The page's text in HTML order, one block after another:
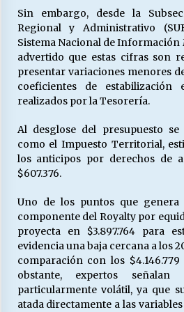
Releyendo la Rerum
cuestión social hoy”.
16/05/2026
S.O.S. a los ricos,
30/04/2026
¿Asesores con doble
Chile y sus
06/04/2026
Sin embargo, desde la
Regional y Administrativo
Sistema Nacional de
advertido que estas cifras son
presentar variaciones menores
coeficientes de
realizados por la Tesorería.
Al desglose del presupuesto
como el Impuesto Territorial,
los anticipos por derechos de
$607.376.
Uno de los puntos que
componente del Royalty por
proyecta en $3.897.764 para
evidencia una baja cercana a los
comparación con los
obstante, expertos
particularmente volátil, ya que
atada directamente a las